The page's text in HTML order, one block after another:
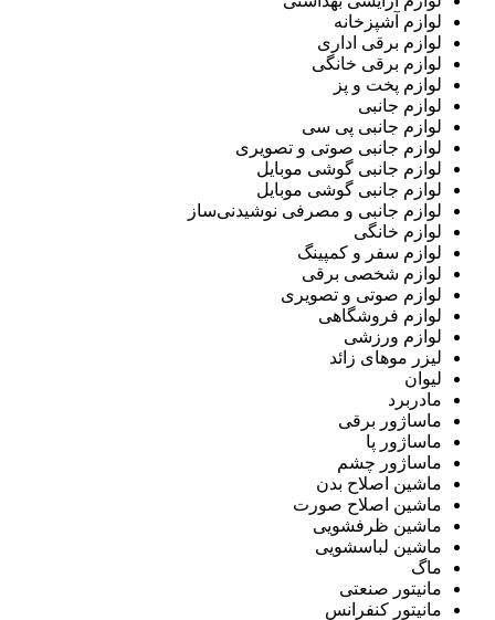
لوازم آشپزخانه
لوازم برقی اداری
لوازم برقی خانگی
لوازم پخت و پز
لوازم جانبی
لوازم جانبی پی سی
لوازم جانبی صوتی و تصویری
لوازم جانبی گوشی موبایل
لوازم جانبی گوشی موبایل
لوازم جانبی و مصرفی نوشیدنی‌ساز
لوازم خانگی
لوازم سفر و کمپینگ
لوازم شخصی برقی
لوازم صوتی و تصویری
لوازم فروشگاهی
لوازم ورزشی
لیزر موهای زائد
لیوان
مادربرد
ماساژور برقی
ماساژور پا
ماساژور چشم
ماشین اصلاح بدن
ماشین اصلاح صورت
ماشین ظرفشویی
ماشین لباسشویی
ماگ
مانیتور صنعتی
مانیتور کنفرانس